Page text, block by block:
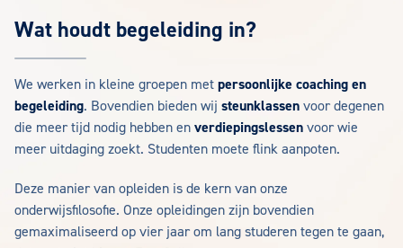
Wat houdt begeleiding in?
We werken in kleine groepen met persoonlijke coaching en
begeleiding. Bovendien bieden wij steunklassen voor degenen
die meer tijd nodig hebben en verdiepingslessen voor wie
meer uitdaging zoekt. Studenten moete flink aanpoten.
Deze manier van opleiden is de kern van onze
onderwijsfilosofie. Onze opleidingen zijn bovendien
gemaximaliseerd op vier jaar om lang studeren tegen te gaan,